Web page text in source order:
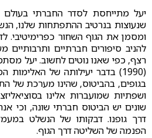
יעל מתייחסת לסדר החברתי בעולם
שנעוצות בנרטיב ההתפתחות שלנו,
ומסמן את הגוף השחור כפרימיטיבי.
להניב סיפורים חברתיים ותרבותיים
רצף, כפי שאנו נוטים לחשוב. יעל
(1990) בדבר יעילותה של
בגופים, בהביטוס, שהינו מערכת של
ושפתיות שמועברות אלינו
שונים יש הביטוס חברתי שונה, וכי
דרך גופנו. דבקותו של הנשלט
הפנמה של השליטה דרך הגוף.